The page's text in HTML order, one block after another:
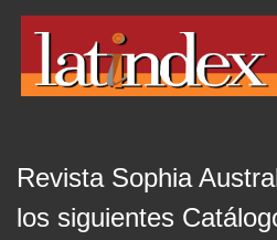
Revista Sophia
los siguientes